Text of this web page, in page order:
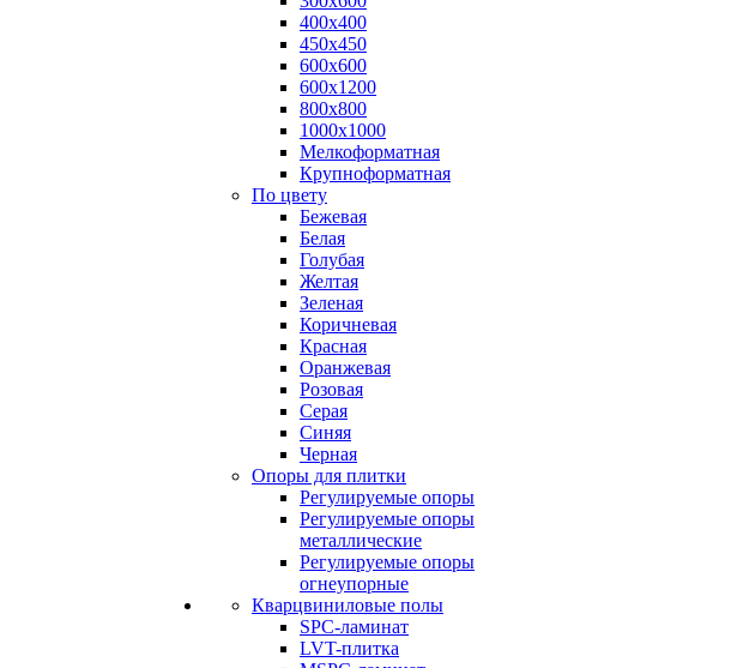
400х400
450х450
600х600
600х1200
800х800
1000х1000
Мелкоформатная
Крупноформатная
По цвету
Бежевая
Белая
Голубая
Желтая
Зеленая
Коричневая
Красная
Оранжевая
Розовая
Серая
Синяя
Черная
Опоры для плитки
Регулируемые опоры
Регулируемые опоры
металлические
Регулируемые опоры
огнеупорные
Кварцвиниловые полы
SPC-ламинат
LVT-плитка